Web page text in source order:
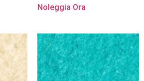
Noleggia Ora